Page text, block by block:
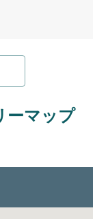
ーマップ